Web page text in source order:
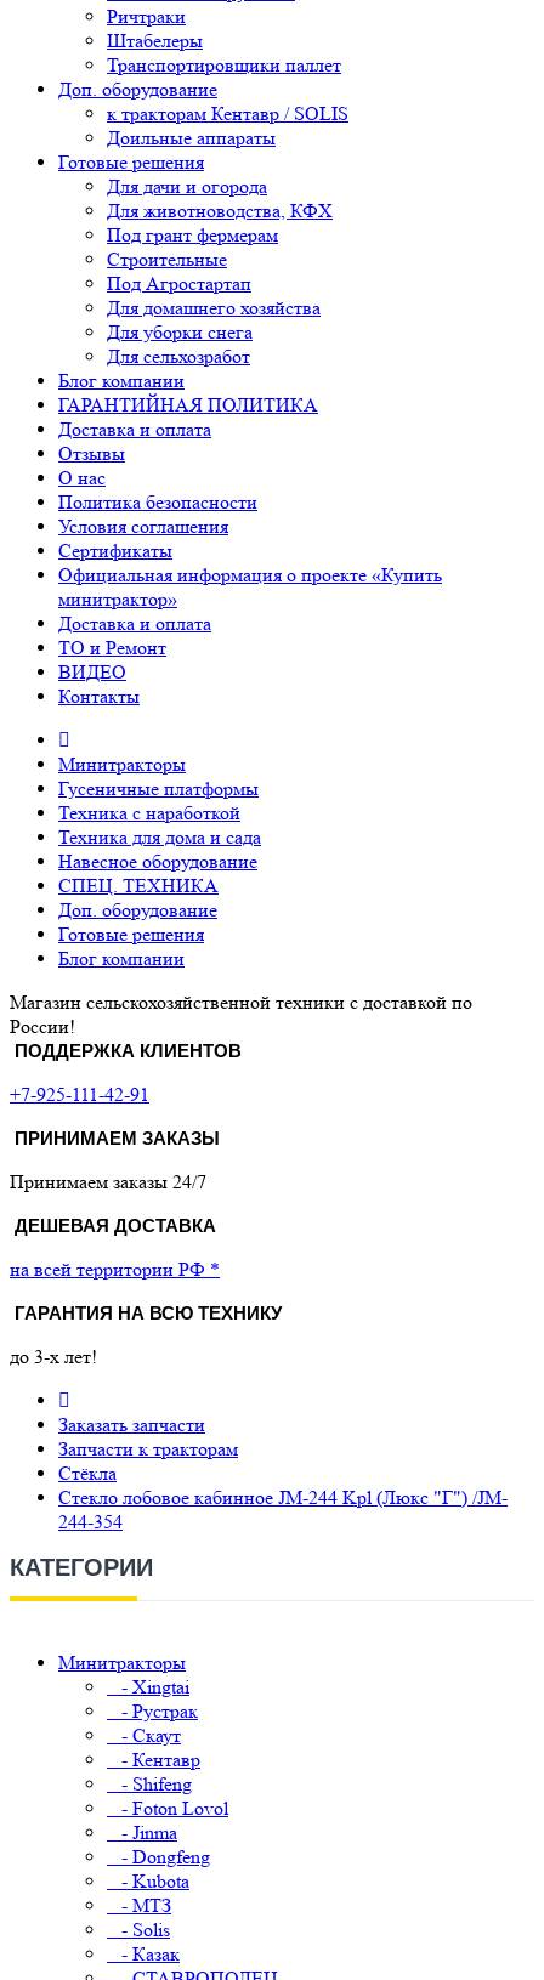
Ричтраки
Штабелеры
Транспортировщики паллет
Доп. оборудование
к тракторам Кентавр / SOLIS
Доильные аппараты
Готовые решения
Для дачи и огорода
Для животноводства, КФХ
Под грант фермерам
Строительные
Под Агростартап
Для домашнего хозяйства
Для уборки снега
Для сельхозработ
Блог компании
ГАРАНТИЙНАЯ ПОЛИТИКА
Доставка и оплата
Отзывы
О нас
Политика безопасности
Условия соглашения
Сертификаты
Официальная информация о проекте «Купить
минитрактор»
Доставка и оплата
ТО и Ремонт
ВИДЕО
Контакты
Минитракторы
Гусеничные платформы
Техника с наработкой
Техника для дома и сада
Навесное оборудование
СПЕЦ. ТЕХНИКА
Доп. оборудование
Готовые решения
Блог компании
Магазин сельскохозяйственной техники с доставкой по
России!
ПОДДЕРЖКА КЛИЕНТОВ
+7-925-111-42-91
ПРИНИМАЕМ ЗАКАЗЫ
Принимаем заказы 24/7
ДЕШЕВАЯ ДОСТАВКА
на всей территории РФ *
ГАРАНТИЯ НА ВСЮ ТЕХНИКУ
до 3-х лет!
Заказать запчасти
Запчасти к тракторам
Стёкла
Стекло лобовое кабинное JM-244 Kpl (Люкс "Г") /JM-
244-354
КАТЕГОРИИ
Минитракторы
- Xingtai
- Рустрак
- Скаут
- Кентавр
- Shifeng
- Foton Lovol
- Jinma
- Dongfeng
- Kubota
- МТЗ
- Solis
- Казак